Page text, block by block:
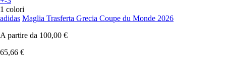
1 colori
adidas Maglia Trasferta Grecia Coupe du Monde 2026
A partire da 100,00 €
65,66 €